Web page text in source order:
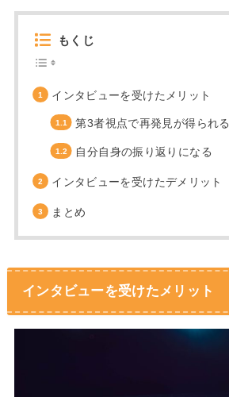
もくじ
インタビューを受けたメリット
第3者視点で再発見が得られる
自分自身の振り返りになる
インタビューを受けたデメリット
まとめ
インタビューを受けたメリット